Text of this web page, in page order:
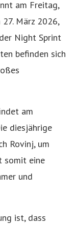
am Freitag,
27. März 2026,
Night Sprint
befinden sich
am
diesjährige
Rovinj, um
somit eine
und
ist, dass